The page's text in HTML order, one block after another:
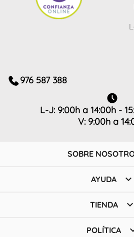
Lea algunas de las
976 587 388
L-J: 9:00h a 14:00h -
V: 9:00h a
SOBRE
AYUDA 
TIENDA 
POLÍTICA